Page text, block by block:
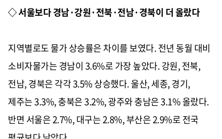
◇ 서울보다 경남·강원·전북·전남·경북이 더 올랐다
지역별로도 물가 상승률은 차이를 보였다. 전년 동월 대비
소비자물가는 경남이 3.6%로 가장 높았다. 강원, 전북,
전남, 경북은 각각 3.5% 상승했다. 울산, 세종, 경기,
제주는 3.3%, 충북은 3.2%, 광주와 충남은 3.1% 올랐다.
반면 서울은 2.7%, 대구는 2.8%, 부산은 2.9%로 전국